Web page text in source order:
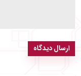
ارسال دیدگاه